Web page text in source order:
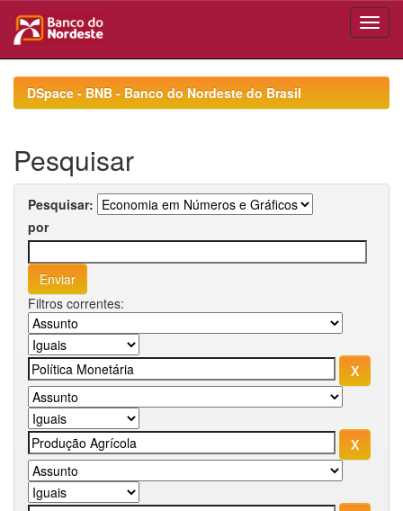
navigationDSpace - BNB - Banco do Nordeste do Brasil
Pesquisar
Pesquisar:
por
Filtros correntes: